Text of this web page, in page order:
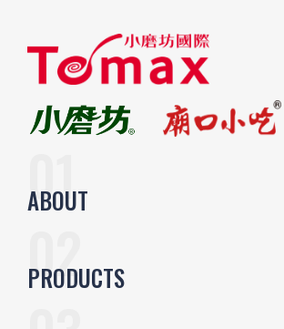
ABOUT
PRODUCTS